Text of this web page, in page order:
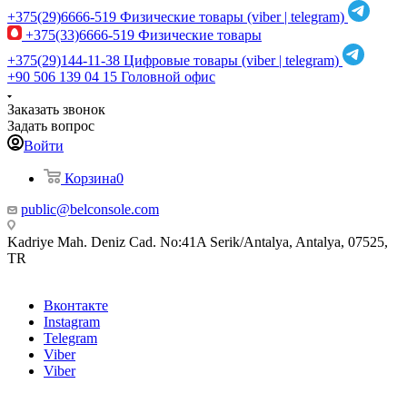
+375(29)6666-519 Физические товары (viber | telegram)
+375(33)6666-519 Физические товары
+375(29)144-11-38 Цифровые товары (viber | telegram)
+90 506 139 04 15 Головной офис
Заказать звонок
Задать вопрос
Войти
Корзина0
public@belconsole.com
Kadriye Mah. Deniz Cad. No:41A Serik/Antalya, Antalya, 07525,
TR
Вконтакте
Instagram
Telegram
Viber
Viber